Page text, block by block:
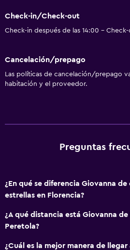
Check-in/Check-out
Check-in después de las 14:00 -
Cancelación/prepago
Las políticas de cancelación/prepago
habitación y el proveedor.
Preguntas
¿En qué se diferencia Giovanna
estrellas en Florencia?
¿A qué distancia está Giovanna
Peretola?
¿Cuál es la mejor manera de